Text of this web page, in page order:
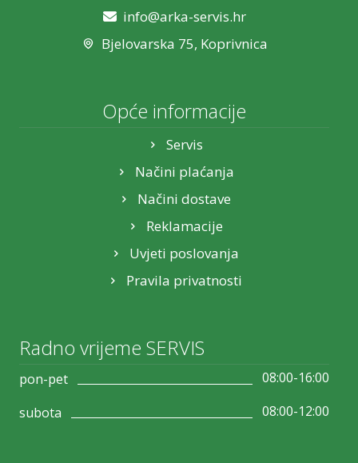
info@arka-servis.hr
Bjelovarska 75, Koprivnica
Opće informacije
Servis
Načini plaćanja
Načini dostave
Reklamacije
Uvjeti poslovanja
Pravila privatnosti
Radno vrijeme SERVIS
pon-pet
08:00-16:00
subota
08:00-12:00